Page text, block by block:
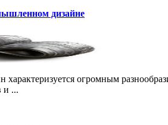
дизайне
огромным
и ...